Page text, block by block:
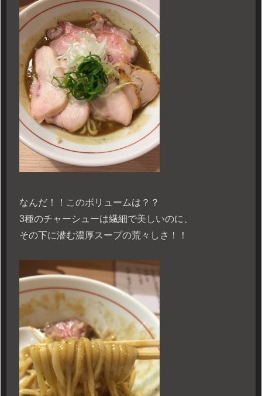
なんだ！！このボリュームは？？
3種のチャーシューは繊細で美しいのに、
その下に潜む濃厚スープの荒々しさ！！